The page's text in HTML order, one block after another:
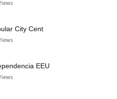
City Cent
EEU